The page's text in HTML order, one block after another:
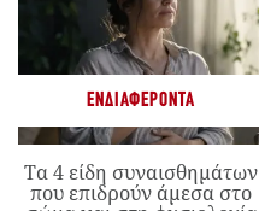
ΕΝΔΙΑΦΈΡΟΝΤΑ
Τα 4 είδη συναισθημάτων
που επιδρούν άμεσα στο